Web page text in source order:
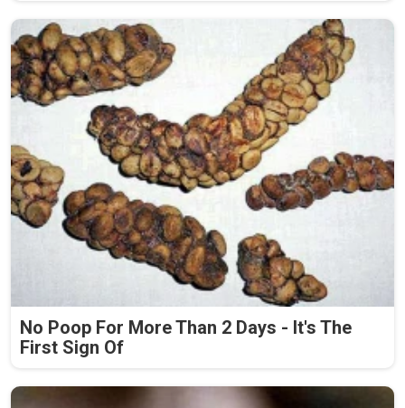
No Poop For More Than 2 Days - It's The
First Sign Of